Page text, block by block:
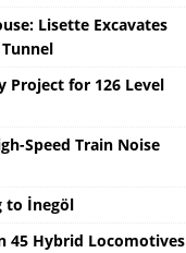
Lisette Excavates
Project for 126 Level
Speed ​​Train Noise
to İnegöl
45 Hybrid Locomotives